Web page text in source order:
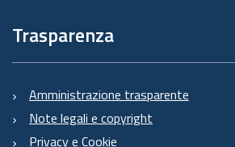
Trasparenza
Amministrazione trasparente
Note legali e copyright
Privacy e Cookie